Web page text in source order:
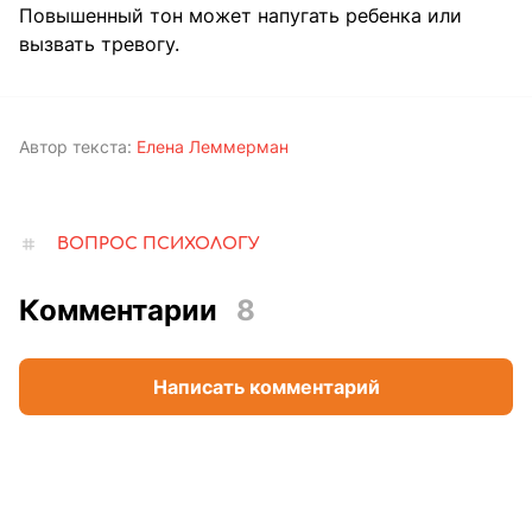
Повышенный тон может напугать ребенка или
вызвать тревогу.
Автор текста: Елена Леммерман
ВОПРОС ПСИХОЛОГУ
Комментарии 8
Написать комментарий